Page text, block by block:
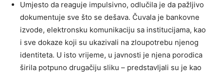
Umjesto da reaguje impulsivno, odlučila je da pažljivo
dokumentuje sve što se dešava. Čuvala je bankovne
izvode, elektronsku komunikaciju sa institucijama, kao
i sve dokaze koji su ukazivali na zloupotrebu njenog
identiteta. U isto vrijeme, u javnosti je njena porodica
širila potpuno drugačiju sliku – predstavljali su je kao